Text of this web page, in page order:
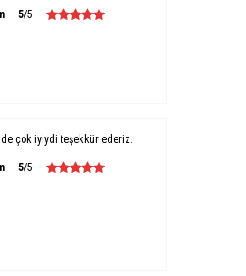
5/5
çok iyiydi teşekkür ederiz.
5/5